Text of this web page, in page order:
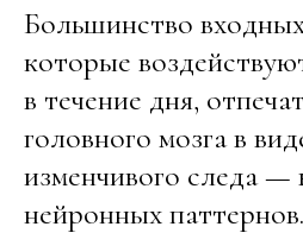
Большинство
которые
в течение дня,
головного мозга в
изменчивого следа —
нейронных паттернов.